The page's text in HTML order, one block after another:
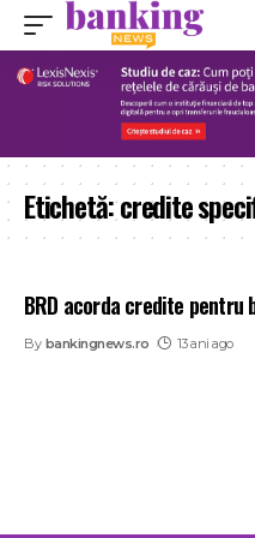
Etichetă:credite
BRD acorda credite pentru
By bankingnews.ro 13 ani ago